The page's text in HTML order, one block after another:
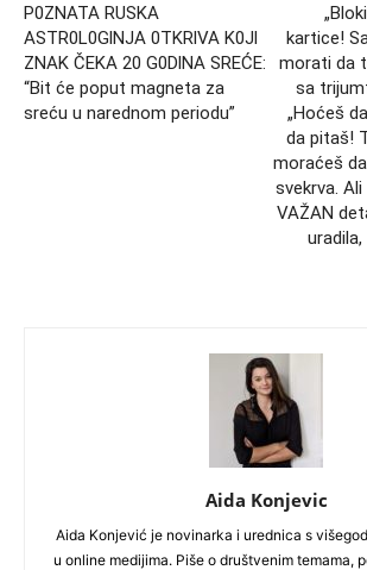
P0ZNATA RUSKA
ASTR0L0GlNJA 0TKRlVA K0Jl
ZNAK ČEKA 20 G0DlNA SREĆE:
“Bit će poput magneta za
sreću u narednom periodu”
kartice!
morati da
sa
„Hoćeš
da pitaš!
moraćeš
svekrva.
VAŽAN
Aida Konjevic
Aida Konjević je novinarka i urednica s
u online medijima. Piše o društvenim temama,